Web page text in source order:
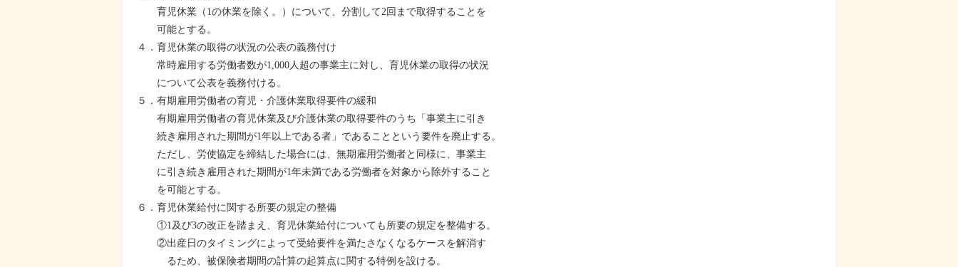
育児休業（1の休業を除く。）について、分割して2回まで取得することを
可能とする。
４．育児休業の取得の状況の公表の義務付け
常時雇用する労働者数が1,000人超の事業主に対し、育児休業の取得の状況
について公表を義務付ける。
５．有期雇用労働者の育児・介護休業取得要件の緩和
有期雇用労働者の育児休業及び介護休業の取得要件のうち「事業主に引き
続き雇用された期間が1年以上である者」であることという要件を廃止する。
ただし、労使協定を締結した場合には、無期雇用労働者と同様に、事業主
に引き続き雇用された期間が1年未満である労働者を対象から除外すること
を可能とする。
６．育児休業給付に関する所要の規定の整備
①1及び3の改正を踏まえ、育児休業給付についても所要の規定を整備する。
②出産日のタイミングによって受給要件を満たさなくなるケースを解消す
るため、被保険者期間の計算の起算点に関する特例を設ける。